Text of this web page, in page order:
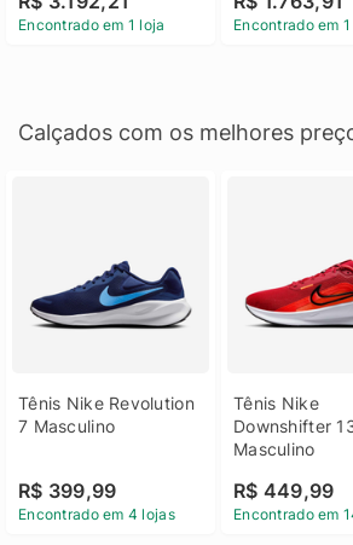
Bluetooth
Encontrado em 1 loja
43LM631C0SB
Encontrado em
Calçados com os melhores
Tênis Nike Revolution
7 Masculino
R$ 399,99
Encontrado em 4 lojas
Tênis Nike
Downshifter
Masculino
R$ 449,99
Encontrado em